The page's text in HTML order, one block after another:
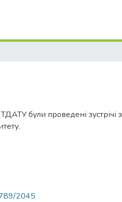
були проведені зустрічі з
2045